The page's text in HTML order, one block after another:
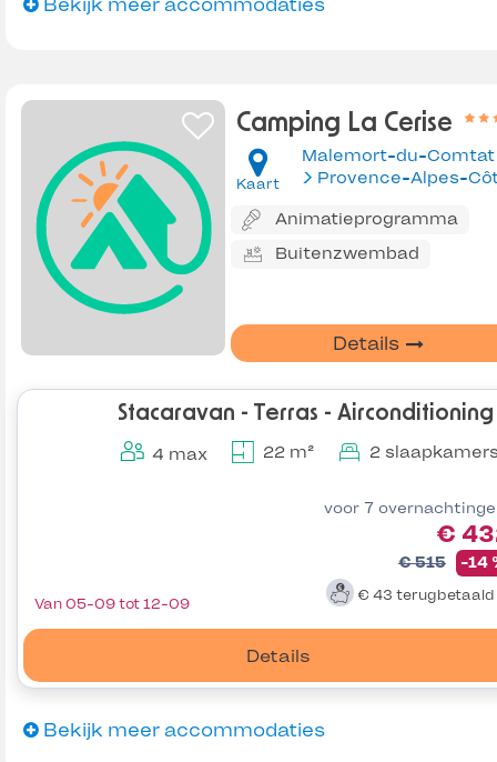
Bekijk meer accommodaties
Camping La Cerise
Kaart
Malemort-du-Comtat
Animatieprogramma
Buitenzwembad
Details
Stacaravan - Terras - Airconditioning
4 max 22 m² 2
voor 7
€
€ 515 -14
€ 43 terugbetaald
Details
Van 05-09 tot 12-09
Bekijk meer accommodaties